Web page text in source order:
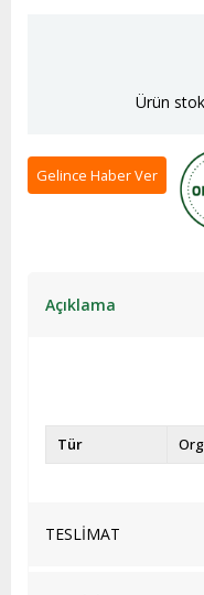
Ürün
Gelince Haber Ver
Açıklama
Tür
TESLİMAT